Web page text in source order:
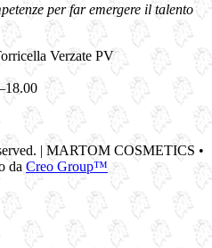
per far emergere il talento
Verzate PV
| MARTOM COSMETICS •
da Creo Group™